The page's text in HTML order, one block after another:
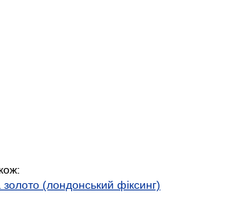
золото (лондонський фіксинг)